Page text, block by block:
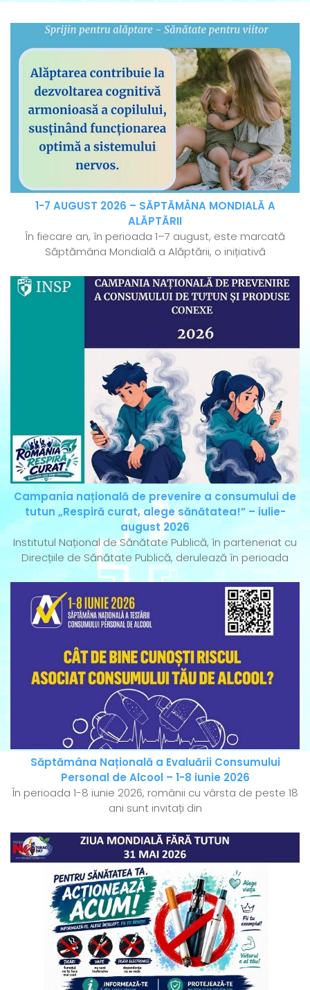
1-7 AUGUST 2026 – SĂPTĂMÂNA MONDIALĂ A
ALĂPTĂRII
În fiecare an, în perioada 1–7 august, este marcată
Săptămâna Mondială a Alăptării, o inițiativă
Campania națională de prevenire a consumului de
tutun „Respiră curat, alege sănătatea!” – iulie-
august 2026
Institutul Național de Sănătate Publică, în parteneriat cu
Direcțiile de Sănătate Publică, derulează în perioada
Săptămâna Națională a Evaluării Consumului
Personal de Alcool – 1-8 iunie 2026
În perioada 1-8 iunie 2026, românii cu vârsta de peste 18
ani sunt invitați din